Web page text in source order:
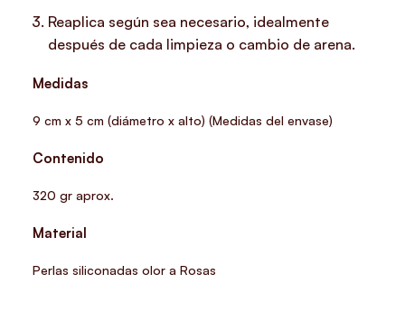
Reaplica según sea necesario, idealmente
después de cada limpieza o cambio de arena.
Medidas
9 cm x 5 cm (diámetro x alto) (Medidas del envase)
Contenido
320 gr aprox.
Material
Perlas siliconadas olor a Rosas